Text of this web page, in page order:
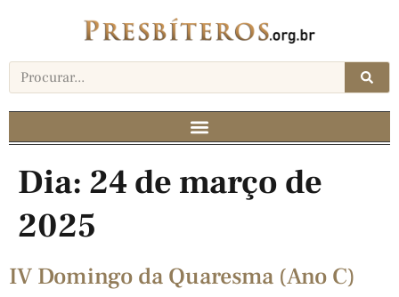
Dia: 24 de março de
2025
IV Domingo da Quaresma (Ano C)